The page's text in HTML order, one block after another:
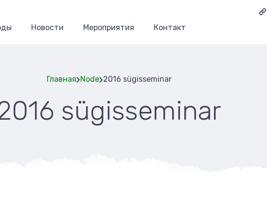
Новости Мероприятия Контакт
Строка
Главная Node 2016 sügisseminar
sügisseminar